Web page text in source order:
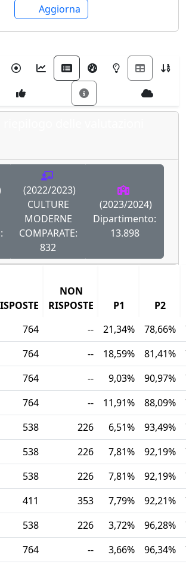
Aggiorna
(2022/2023)
CULTURE
MODERNE
COMPARATE:
832
(2023/2024)
Dipartimento:
13.898
NON
RISPOSTE
P1
P2
764 -- 21,34% 78,66%
764 -- 18,59% 81,41%
764 -- 9,03% 90,97%
764 -- 11,91% 88,09%
538 226 6,51% 93,49%
538 226 7,81% 92,19%
538 226 7,81% 92,19%
411 353 7,79% 92,21%
538 226 3,72% 96,28%
764 -- 3,66% 96,34%